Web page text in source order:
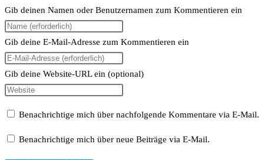
Gib deinen Namen oder Benutzernamen zum Kommentieren ein
Gib deine E-Mail-Adresse zum Kommentieren ein
Gib deine Website-URL ein (optional)
Benachrichtige mich über nachfolgende Kommentare via E-Mail.
Benachrichtige mich über neue Beiträge via E-Mail.